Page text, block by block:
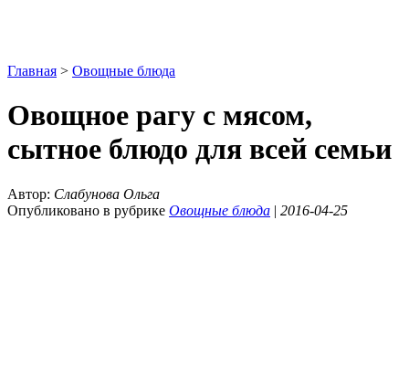
Главная > Овощные блюда
Овощное рагу с мясом,
сытное блюдо для всей семьи
Автор: Слабунова Ольга
Опубликовано в рубрике Овощные блюда | 2016-04-25